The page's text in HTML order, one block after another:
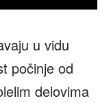
u vidu
počinje od
delovima